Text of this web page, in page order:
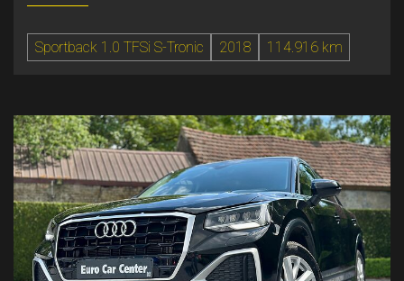
Sportback 1.0 TFSi S-Tronic 2018 114.916 km